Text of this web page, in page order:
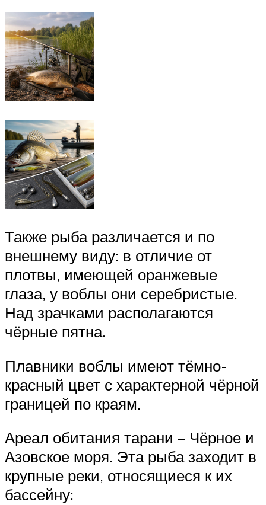
Также рыба различается и по
внешнему виду: в отличие от
плотвы, имеющей оранжевые
глаза, у воблы они серебристые.
Над зрачками располагаются
чёрные пятна.
Плавники воблы имеют тёмно-
красный цвет с характерной чёрной
границей по краям.
Ареал обитания тарани – Чёрное и
Азовское моря. Эта рыба заходит в
крупные реки, относящиеся к их
бассейну: